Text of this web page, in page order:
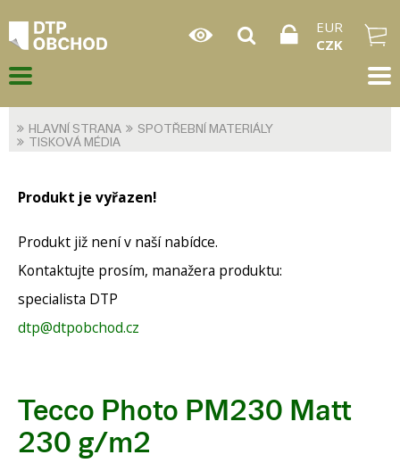
EUR
CZK
HLAVNÍ STRANA
SPOTŘEBNÍ MATERIÁLY
TISKOVÁ MÉDIA
Produkt je vyřazen!
Produkt již není v naší nabídce.
Kontaktujte prosím, manažera produktu:
specialista DTP
dtp@dtpobchod.cz
Tecco Photo PM230 Matt
230 g/m2